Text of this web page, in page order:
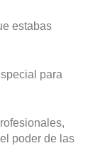
estabas
para
poder de las